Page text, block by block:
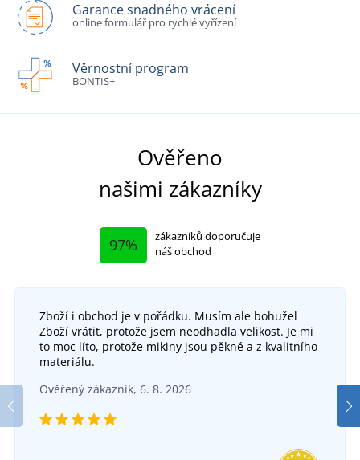
Garance snadného vrácení
online formulář pro rychlé vyřízení
Věrnostní program
BONTIS+
Ověřeno
našimi zákazníky
97%
zákazníků doporučuje
náš obchod
Zboží i obchod je v pořádku. Musím ale bohužel
Zboží vrátit, protože jsem neodhadla velikost. Je mi
to moc líto, protože mikiny jsou pěkné a z kvalitního
materiálu.
Ověřený zákazník, 6. 8. 2026